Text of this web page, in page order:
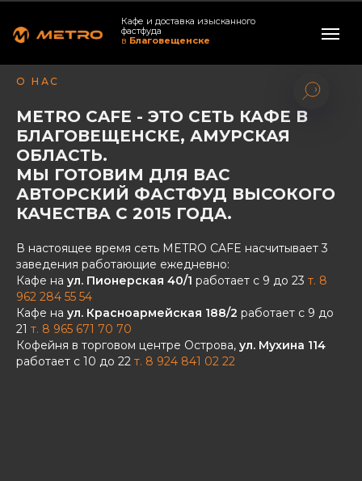
Кафе и доставка изысканного
фастфуда
в Благовещенске
О НАС
METRO CAFE - ЭТО СЕТЬ КАФЕ В
БЛАГОВЕЩЕНСКЕ, АМУРСКАЯ
ОБЛАСТЬ.
МЫ ГОТОВИМ ДЛЯ ВАС
АВТОРСКИЙ ФАСТФУД ВЫСОКОГО
КАЧЕСТВА С 2015 ГОДА.
В настоящее время сеть METRO CAFE насчитывает 3
заведения работающие ежедневно:
Кафе на ул. Пионерская 40/1 работает с 9 до 23 т. 8
962 284 55 54
Кафе на ул. Красноармейская 188/2 работает с 9 до
21 т. 8 965 671 70 70
Кофейня в торговом центре Острова, ул. Мухина 114
работает с 10 до 22 т. 8 924 841 02 22